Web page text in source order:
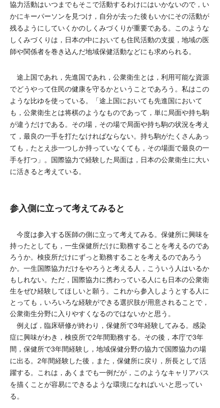
協力活動はいつまでもそこで活動するわけにはいかないので，い
かにキーパーソンを見つけ，自分が去った後もいかにその活動が
残るようにしていくかのしくみづくりが重要である。このような
しくみづくりは，日本の中においても住民活動の支援，地域の医
師や関係者を巻き込んだ地域保健活動などにも求められる。
途上国であれ，先進国であれ，公衆衛生とは，利用可能な資源
でどうやって住民の健康を守るかということであろう。私はこの
ような比ゆを使っている。「途上国においても先進国において
も，公衆衛生とは将棋のようなものであって，単に局面や持ち駒
が違うだけである。その場，その場で局面や持ち駒の状況を考え
て，最良の一手を打たなければならない。持ち駒がたくさんあっ
ても，たとえ歩一つしか持っていなくても，その場面で最良の一
手を打つ」。国際協力で経験した局面は，日本の公衆衛生に大い
に活きると考えている。
参入側に立って考えてみると
今度は参入する医師の側に立って考えてみる。保健所に興味を
持ったとしても，一生保健所だけに勤務することを考えるのであ
ろうか。検疫所だけにずっと勤務することを考えるのであろう
か。一生国際協力だけをやろうと考える人，こういう人はいるか
もしれない。ただ，国際協力に携わっている人にも日本の公衆衛
生をぜひ経験してほしいと願う。これから参入しようとする人に
とっても，いろいろな経験ができる選択肢が用意されることで，
公衆衛生分野に入りやすくなるのではないかと思う。
例えば，臨床研修が終わり，保健所で3年経験してみる。感染
症に興味がわき，検疫所で2年間勤務する。その後，本庁で3年
間，保健所で3年間経験し，地域保健分野の協力で国際協力の場
に出る。2年間経験した後，また，保健所に戻り，所長として活
躍する。これは，あくまでも一例だが，このようなキャリアパス
を描くことが容易にできるような環境になればいいと思ってい
る。